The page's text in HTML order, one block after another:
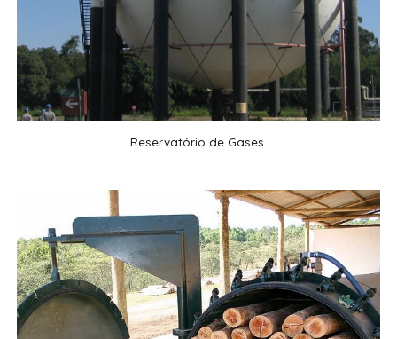
Reservatório de Gases